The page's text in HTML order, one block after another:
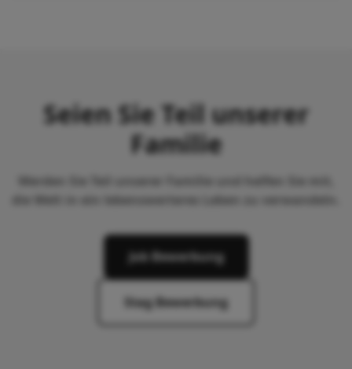
Seien Sie Teil unserer
Familie
die Welt in ein lebenswerteres Leben zu verwandeln.
Job Bewerbung
Stag Bewerbung